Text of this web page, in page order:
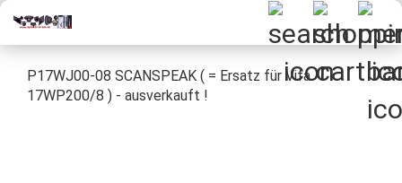
P17WJ00-08 SCANSPEAK ( = Ersatz für Vifa
17WP200/8 ) - ausverkauft !